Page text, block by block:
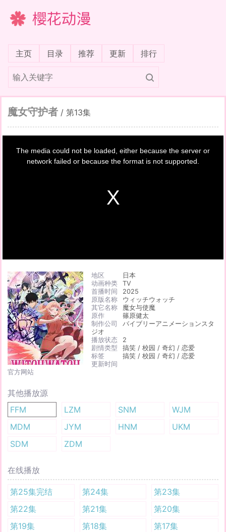
樱花动漫
主页(current)
目录 推荐 更新 排行
魔女守护者 / 第13集
地区
日本
动画种类
TV
首播时间
2025
原版名称
ウィッチウォッチ
其它名称
魔女与使魔
原作
篠原健太
制作公司
バイブリーアニメーションスタ
ジオ
播放状态
2
剧情类型
搞笑 / 校园 / 奇幻 / 恋爱
标签
搞笑 / 校园 / 奇幻 / 恋爱
更新时间
官方网站
其他播放源
FFM
LZM SNM
WJM
MDM
JYM HNM
UKM
SDM
ZDM
在线播放
第25集完结 第24集
第23集
第22集
第21集
第20集
第19集
第18集
第17集